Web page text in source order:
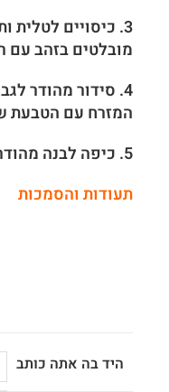
3. כיסויים לטלית
מובלטים בזהב
4. סידור מהודר
המזרח עם הטבעת
5. כיפה לבנה מהודרת
תעודות והסמכות
היד בה אתה כותב